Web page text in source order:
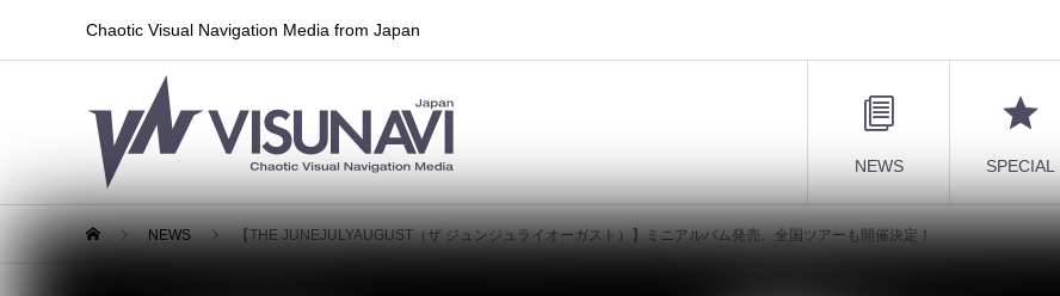
Chaotic Visual Navigation Media from Japan
NEWS SPECIAL
NEWS 【THE JUNEJULYAUGUST（ザ ジュンジュライオーガスト）】ミニアルバム発売、全国ツアーも開催決定！